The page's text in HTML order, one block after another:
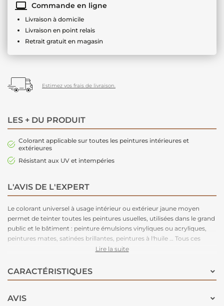
Commande en ligne
Livraison à domicile
Livraison en point relais
Retrait gratuit en magasin
Estimez vos frais de livraison.
LES + DU PRODUIT
Colorant applicable sur toutes les peintures intérieures et
extérieures
Résistant aux UV et intempéries
L'AVIS DE L'EXPERT
Le colorant universel à usage intérieur ou extérieur jaune moyen
permet de teinter toutes les peintures usuelles, utilisées dans le grand
public et le bâtiment : peinture émulsions vinyliques ou acryliques,
peintures mates, satinées brillantes, peintures à l'huile … Tous ces
colorants sont solides à la lumière et aux intempéries. Seuls les jaune,
lorsqu'ils sont utilisés dans les teintes pastel.
Lire la suite
CARACTÉRISTIQUES
AVIS